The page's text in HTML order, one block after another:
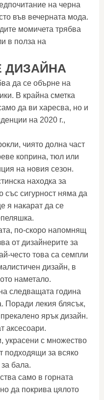
на черна
във вечерната мода.
момичета трябва
в полза на
ДИЗАЙНА
да се обърне на
В крайна сметка
да ви харесва, но и
на 2020 г.,
чиято долна част
коприна, тюл или
на новия сезон.
находка за
със сигурност няма да
я накарат да се
по-скоро напомнящ
от дизайнерите за
често това са семпли
дизайн, в
наметало.
следващата година
Поради лекия блясък,
ярък дизайн.
аксесоари.
украсени с множество
подходящи за всяко
бала.
само в горната
да покрива цялото